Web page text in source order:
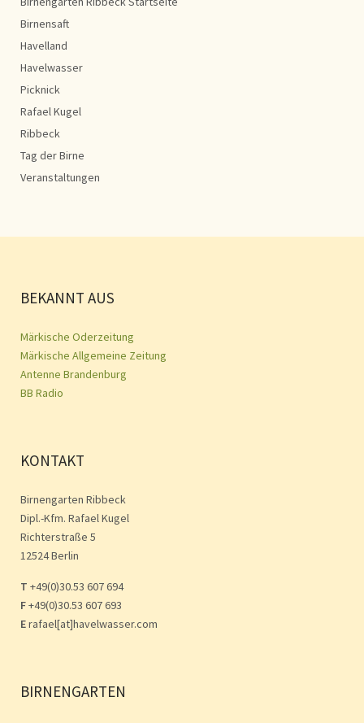
Birnensaft
Havelland
Havelwasser
Picknick
Rafael Kugel
Ribbeck
Tag der Birne
Veranstaltungen
BEKANNT AUS
Märkische Oderzeitung
Märkische Allgemeine Zeitung
Antenne Brandenburg
BB Radio
KONTAKT
Birnengarten Ribbeck
Dipl.-Kfm. Rafael Kugel
Richterstraße 5
12524 Berlin
T +49(0)30.53 607 694
F+49(0)30.53 607 693
Erafael[at]havelwasser.com
BIRNENGARTEN